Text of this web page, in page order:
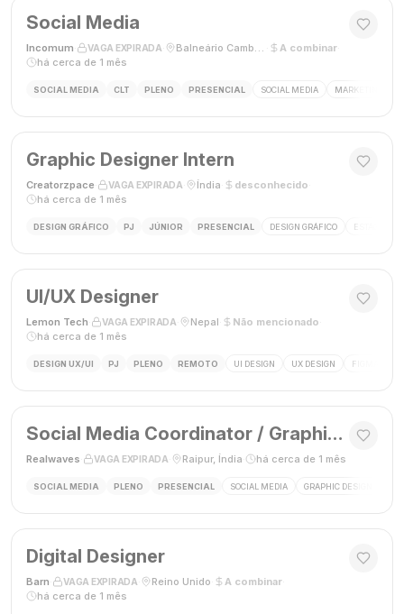
Social Media
Incomum VAGA EXPIRADA Balneário Camboriú, SC A combinar·
há cerca de 1 mês
SOCIAL MEDIA CLT PLENO PRESENCIAL SOCIAL MEDIA MARKETING
Graphic Designer Intern
Creatorzpace VAGA EXPIRADA Índia desconhecido
há cerca de 1 mês
DESIGN GRÁFICO PJ JÚNIOR PRESENCIAL DESIGN GRÁFICO ESTÁGIO
UI/UX Designer
Lemon Tech VAGA EXPIRADA Nepal Não mencionado
há cerca de 1 mês
DESIGN UX/UI PJ PLENO REMOTO UI DESIGN UX DESIGN FIGMA
Social Media Coordinator / Graphic Designer
Realwaves VAGA EXPIRADA Raipur, Índia há cerca de 1 mês
SOCIAL MEDIA PLENO PRESENCIAL SOCIAL MEDIA GRAPHIC DESIGN
Digital Designer
Barn VAGA EXPIRADA Reino Unido A combinar·
há cerca de 1 mês